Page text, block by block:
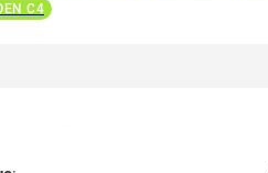
C4